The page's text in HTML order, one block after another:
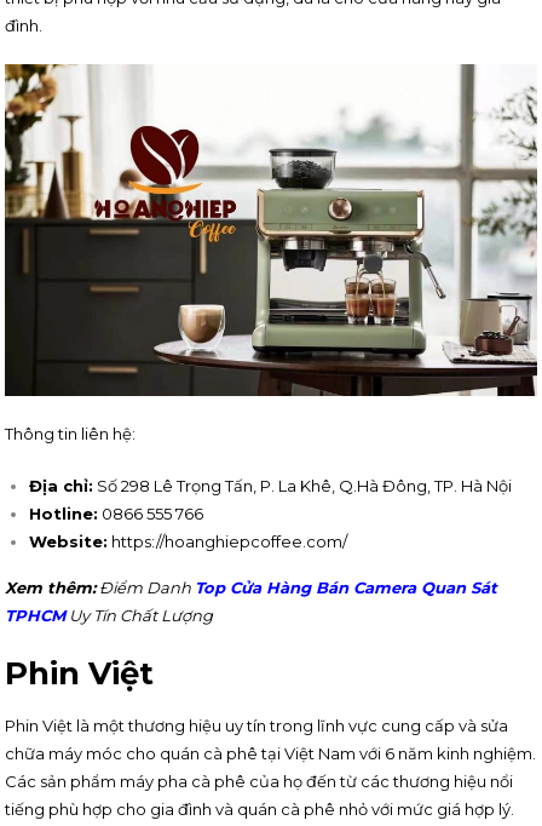
đình.
Thông tin liên hệ:
Địa chỉ: Số 298 Lê Trọng Tấn, P. La Khê, Q.Hà Đông, TP. Hà Nội
Hotline: 0866 555 766
Website: https://hoanghiepcoffee.com/
Xem thêm:Điểm Danh Top Cửa Hàng Bán Camera Quan Sát
TPHCMUy Tín Chất Lượng
Phin Việt
Phin Việt là một thương hiệu uy tín trong lĩnh vực cung cấp và sửa
chữa máy móc cho quán cà phê tại Việt Nam với 6 năm kinh nghiệm.
Các sản phẩm máy pha cà phê của họ đến từ các thương hiệu nổi
tiếng phù hợp cho gia đình và quán cà phê nhỏ với mức giá hợp lý.